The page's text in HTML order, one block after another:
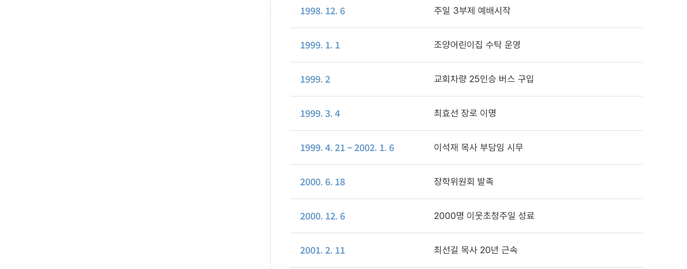
1998. 12. 6 주일 3부제 예배시작
1999. 1. 1 조양어린이집 수탁 운영
1999. 2 교회차량 25인승 버스 구입
1999. 3. 4 최효선 장로 이명
1999. 4. 21 ~ 2002. 1. 6 이석재 목사 부담임 시무
2000. 6. 18 장학위원회 발족
2000. 12. 6 2000명 이웃초청주일 성료
2001. 2. 11 최선길 목사 20년 근속